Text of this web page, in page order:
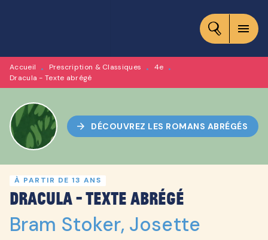
CONTENU
menu
Accueil • Prescription & Classiques • 4e •
Dracula - Texte abrégé
arrow_forward DÉCOUVREZ LES ROMANS ABRÉGÉS
À PARTIR DE 13 ANS
Dracula - Texte abrégé
Bram Stoker, Josette